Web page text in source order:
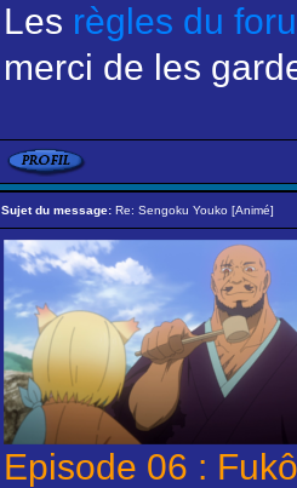
Les règles du
merci de les
Sujet du message: Re: Sengoku Youko [Animé]
Episode 06 : Fukô